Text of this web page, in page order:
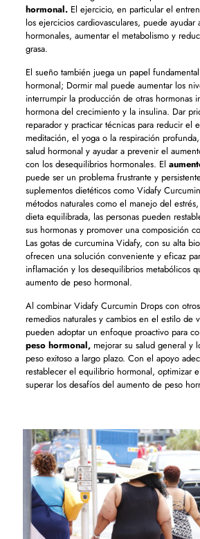
hormonal.El ejercicio, en particular el
los ejercicios cardiovasculares, puede ayudar
hormonales, aumentar el metabolismo y
grasa.
El sueño también juega un papel
hormonal; Dormir mal puede aumentar los
interrumpir la producción de otras hormonas
hormona del crecimiento y la insulina. Dar
reparador y practicar técnicas para reducir el
meditación, el yoga o la respiración
salud hormonal y ayudar a prevenir el
con los desequilibrios hormonales. El
puede ser un problema frustrante y
suplementos dietéticos como Vidafy
métodos naturales como el manejo del
dieta equilibrada, las personas pueden
sus hormonas y promover una composición
Las gotas de curcumina Vidafy, con su alta
ofrecen una solución conveniente y eficaz
inflamación y los desequilibrios metabólicos
aumento de peso hormonal.
Al combinar Vidafy Curcumin Drops con
remedios naturales y cambios en el estilo de
pueden adoptar un enfoque proactivo para
peso hormonal,mejorar su salud general y
peso exitoso a largo plazo. Con el apoyo
restablecer el equilibrio hormonal, optimizar
superar los desafíos del aumento de peso